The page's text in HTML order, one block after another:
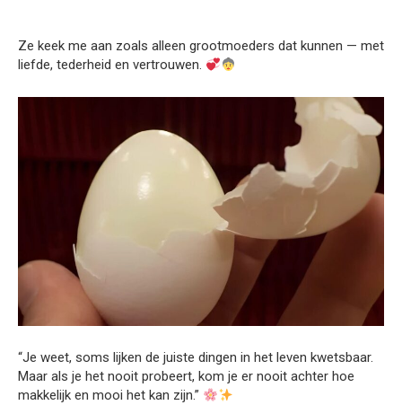
Ze keek me aan zoals alleen grootmoeders dat kunnen — met
liefde, tederheid en vertrouwen.
“Je weet, soms lijken de juiste dingen in het leven kwetsbaar.
Maar als je het nooit probeert, kom je er nooit achter hoe
makkelijk en mooi het kan zijn.”